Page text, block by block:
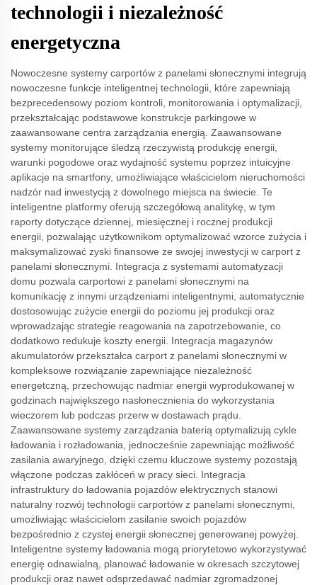
technologii i niezależność
energetyczna
Nowoczesne systemy carportów z panelami słonecznymi integrują
nowoczesne funkcje inteligentnej technologii, które zapewniają
bezprecedensowy poziom kontroli, monitorowania i optymalizacji,
przekształcając podstawowe konstrukcje parkingowe w
zaawansowane centra zarządzania energią. Zaawansowane
systemy monitorujące śledzą rzeczywistą produkcję energii,
warunki pogodowe oraz wydajność systemu poprzez intuicyjne
aplikacje na smartfony, umożliwiające właścicielom nieruchomości
nadzór nad inwestycją z dowolnego miejsca na świecie. Te
inteligentne platformy oferują szczegółową analitykę, w tym
raporty dotyczące dziennej, miesięcznej i rocznej produkcji
energii, pozwalając użytkownikom optymalizować wzorce zużycia i
maksymalizować zyski finansowe ze swojej inwestycji w carport z
panelami słonecznymi. Integracja z systemami automatyzacji
domu pozwala carportowi z panelami słonecznymi na
komunikację z innymi urządzeniami inteligentnymi, automatycznie
dostosowując zużycie energii do poziomu jej produkcji oraz
wprowadzając strategie reagowania na zapotrzebowanie, co
dodatkowo redukuje koszty energii. Integracja magazynów
akumulatorów przekształca carport z panelami słonecznymi w
kompleksowe rozwiązanie zapewniające niezależność
energetczną, przechowując nadmiar energii wyprodukowanej w
godzinach największego nasłonecznienia do wykorzystania
wieczorem lub podczas przerw w dostawach prądu.
Zaawansowane systemy zarządzania baterią optymalizują cykle
ładowania i rozładowania, jednocześnie zapewniając możliwość
zasilania awaryjnego, dzięki czemu kluczowe systemy pozostają
włączone podczas zakłóceń w pracy sieci. Integracja
infrastruktury do ładowania pojazdów elektrycznych stanowi
naturalny rozwój technologii carportów z panelami słonecznymi,
umożliwiając właścicielom zasilanie swoich pojazdów
bezpośrednio z czystej energii słonecznej generowanej powyżej.
Inteligentne systemy ładowania mogą priorytetowo wykorzystywać
energię odnawialną, planować ładowanie w okresach szczytowej
produkcji oraz nawet odsprzedawać nadmiar zgromadzonej